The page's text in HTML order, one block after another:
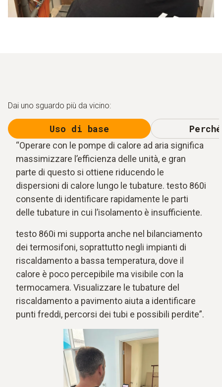
Dai uno sguardo più da vicino:
Uso di base
“Operare con le pompe di calore ad aria significa
massimizzare l’efficienza delle unità, e gran
parte di questo si ottiene riducendo le
dispersioni di calore lungo le tubature. testo 860i
consente di identificare rapidamente le parti
delle tubature in cui l’isolamento è insufficiente.
testo 860i mi supporta anche nel bilanciamento
dei termosifoni, soprattutto negli impianti di
riscaldamento a bassa temperatura, dove il
calore è poco percepibile ma visibile con la
termocamera. Visualizzare le tubature del
riscaldamento a pavimento aiuta a identificare
punti freddi, percorsi dei tubi e possibili perdite”.